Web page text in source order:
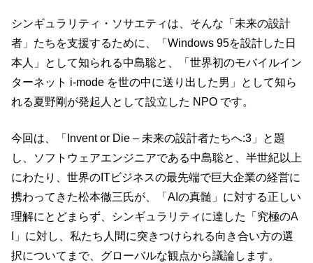
シンギュラリティ・ソサエティは、そんな「未来の設計
者」たちを支援するために、「Windows 95を設計した日
本人」として知られる中島聡と、「世界初のモバイルイン
ターネット i-mode を世の中に送り出した男」として知ら
れる夏野剛が発起人として設立した NPO です。
今回は、「Invent or Die – 未来の設計者たちへ:3」と題
し、ソフトウェアエンジニアである中島聡と、半世紀以上
にわたり、世界のITビジネスの最先端で巨大企業の経営に
携わってきた松本徹三氏が、「AIの真髄」に対する正しい
理解にとどまらず、シンギュラリティに達した「究極のA
I」に対し、私たち人間に突きつけられる向き合い方の選
択についてまで、グローバルな観点から議論します。